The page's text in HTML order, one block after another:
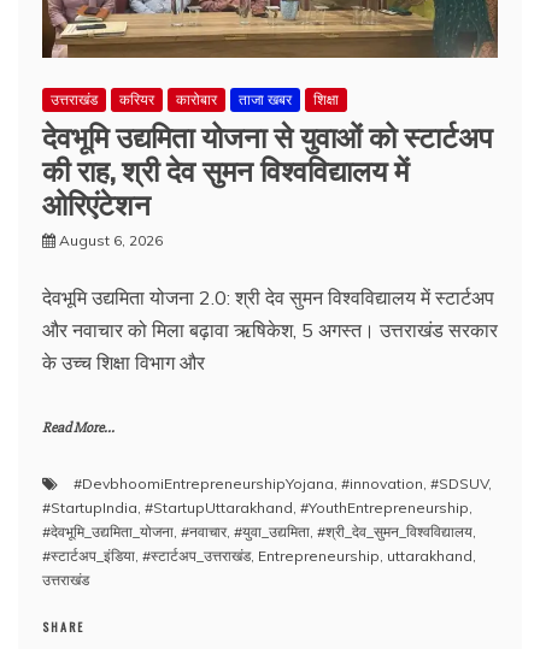
उत्तराखंड करियर कारोबार ताजा खबर शिक्षा
देवभूमि उद्यमिता योजना से युवाओं को स्टार्टअप
की राह, श्री देव सुमन विश्वविद्यालय में
ओरिएंटेशन
August 6, 2026
देवभूमि उद्यमिता योजना 2.0: श्री देव सुमन विश्वविद्यालय में स्टार्टअप
और नवाचार को मिला बढ़ावा ऋषिकेश, 5 अगस्त। उत्तराखंड सरकार
के उच्च शिक्षा विभाग और
Read More...
#DevbhoomiEntrepreneurshipYojana, #innovation, #SDSUV,
#StartupIndia, #StartupUttarakhand, #YouthEntrepreneurship,
#देवभूमि_उद्यमिता_योजना, #नवाचार, #युवा_उद्यमिता, #श्री_देव_सुमन_विश्वविद्यालय,
#स्टार्टअप_इंडिया, #स्टार्टअप_उत्तराखंड, Entrepreneurship, uttarakhand,
उत्तराखंड
SHARE